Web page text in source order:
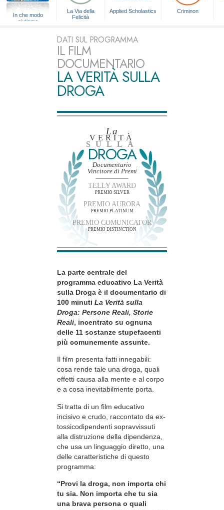
In che modo
aiutiamo
La Via della
Felicità
Applied Scholastics Criminon
DATI SUL PROGRAMMA
IL FILM
DOCUMENTARIO
LA VERITÀ SULLA
DROGA
La
VERITÀ
SULLA
DROGA
Documentario
Vincitore di Premi
TELLY AWARD
PREMIO SILVER
PREMIO AURORA
PREMIO PLATINUM
PREMIO COMUNICATOR
PREMIO DISTINCTION
La parte centrale del
programma educativo La Verità
sulla Droga è il documentario di
100 minuti La Verità sulla
Droga: Persone Reali, Storie
Reali, incentrato su ognuna
delle 11 sostanze stupefacenti
più comunemente assunte.
Il film presenta fatti innegabili:
cosa rende tale una droga, quali
effetti causa alla mente e al corpo
e a cosa inevitabilmente porta.
Si tratta di un film educativo
incisivo e crudo, raccontato da ex-
tossicodipendenti sopravvissuti
alla distruzione della dipendenza,
che usa un linguaggio diretto, una
delle caratteristiche di questo
programma:
“Provi la droga, non importa chi
tu sia. Non importa che tu sia
una brava persona o quali